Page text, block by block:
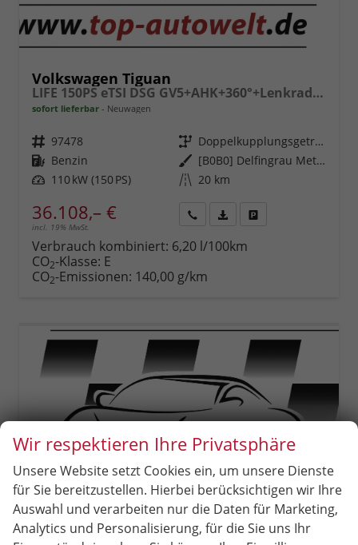
Volkswagen Tiguan
LIFE 150PS eTSI DSG GV5+AHK+360°+Lenkradheiz+IQ.Drive+ACC+App+eHeck+LED
sofort lieferbar Neuwagen
Fahrzeugnr. 97478 Getriebe
Doppelkupplungsgetriebe (DSG)
Kraftstoff Benzin Außenfarbe
[B0B0] Delfingrau Metallic
Leistung 110 kW (150 PS) Kilometerstand 20 km
36.108,– €
incl. 19% MwSt.
anfordern
Datei,
Verbrauch kombiniert: 6,20 l/100km
CO2-Klasse: E
CO2-Emissionen: 140,00 g/km
Wir respektieren Ihre Privatsphäre
Unsere Website setzt Cookies ein, um unsere Dienste
für Sie bereitzustellen. Hierbei berücksichtigen wir Ihre
Auswahl und verarbeiten nur die Daten für Marketing,
Analytics und Personalisierung, für die Sie uns Ihr